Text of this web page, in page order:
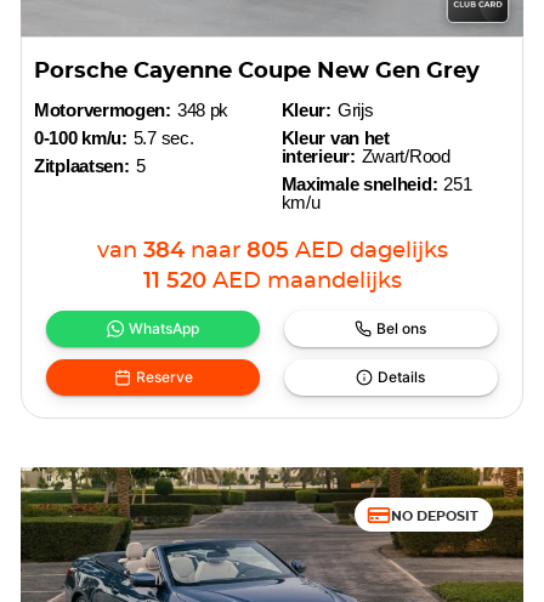
Porsche Cayenne Coupe New Gen Grey
Motorvermogen: 348 pk
0-100 km/u: 5.7 sec.
Zitplaatsen: 5
Kleur: Grijs
Kleur van het
interieur: Zwart/Rood
Maximale snelheid: 251
km/u
van 384 naar 805 AED dagelijks
11 520 AED maandelijks
WhatsApp Bel ons
Reserve Details
NO DEPOSIT